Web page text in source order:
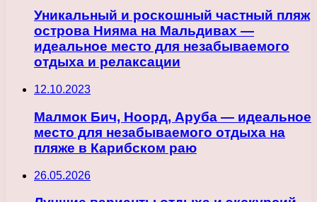
Уникальный и роскошный частный пляж
острова Нияма на Мальдивах —
идеальное место для незабываемого
отдыха и релаксации
12.10.2023
Малмок Бич, Ноорд, Аруба — идеальное
место для незабываемого отдыха на
пляже в Карибском раю
26.05.2026